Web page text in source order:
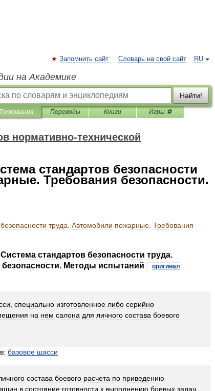
RU
Запомнить сайт Словарь на свой сайт
на Академике
Найти!
Толкования Переводы Книги Игры ⚽
нормативно-технической
стандартов безопасности
Требования безопасности.
безопасности труда Автомобили пожарные Требования
Система стандартов безопасности труда.
безопасности. Методы испытаний
оригинал
специально изготовленное либо серийно
на нем салона для личного состава боевого
базовое шасси
состава боевого расчета по приведению
в состояние готовности к выполнению боевых задач